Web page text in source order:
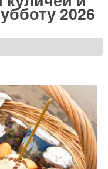
2026